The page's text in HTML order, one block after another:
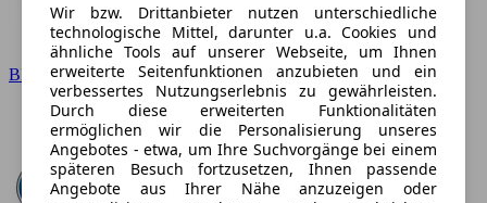
BMW
Wir bzw. Drittanbieter nutzen unterschiedliche
technologische Mittel, darunter u.a. Cookies und
ähnliche Tools auf unserer Webseite, um Ihnen
erweiterte Seitenfunktionen anzubieten und ein
verbessertes Nutzungserlebnis zu gewährleisten.
Durch diese erweiterten Funktionalitäten
ermöglichen wir die Personalisierung unseres
Angebotes - etwa, um Ihre Suchvorgänge bei einem
späteren Besuch fortzusetzen, Ihnen passende
Angebote aus Ihrer Nähe anzuzeigen oder